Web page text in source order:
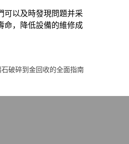
可以及時發現問題并采
命，降低設備的維修成
破碎到金回收的全面指南